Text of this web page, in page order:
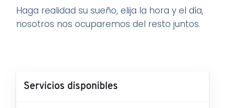
Haga realidad su sueño, elija la hora y el día,
nosotros nos ocuparemos del resto juntos.
Servicios disponibles